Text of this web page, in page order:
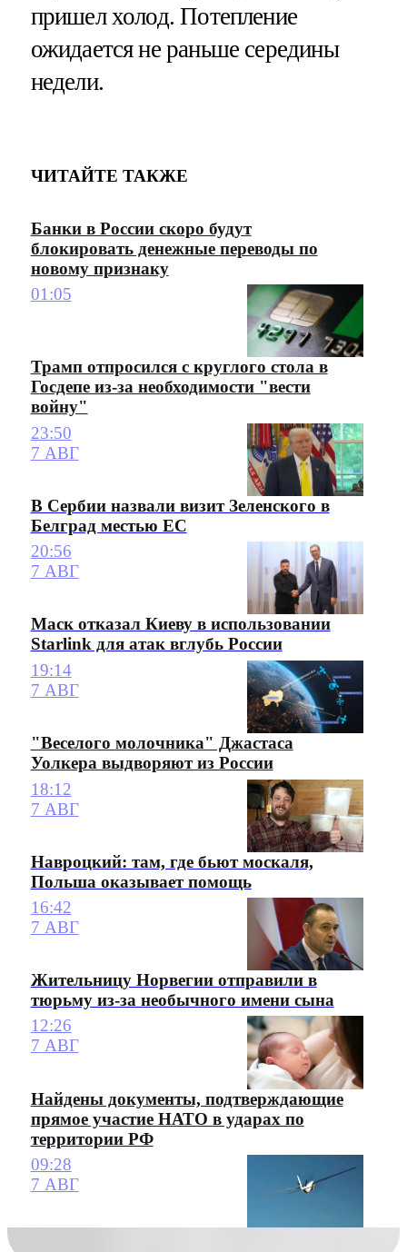
пришел холод. Потепление
ожидается не раньше середины
недели.
ЧИТАЙТЕ ТАКЖЕ
Банки в России скоро будут
блокировать денежные переводы по
новому признаку
01:05
Трамп отпросился с круглого стола в
Госдепе из-за необходимости "вести
войну"
23:50
7 АВГ
В Сербии назвали визит Зеленского в
Белград местью ЕС
20:56
7 АВГ
Маск отказал Киеву в использовании
Starlink для атак вглубь России
19:14
7 АВГ
"Веселого молочника" Джастаса
Уолкера выдворяют из России
18:12
7 АВГ
Навроцкий: там, где бьют москаля,
Польша оказывает помощь
16:42
7 АВГ
Жительницу Норвегии отправили в
тюрьму из-за необычного имени сына
12:26
7 АВГ
Найдены документы, подтверждающие
прямое участие НАТО в ударах по
территории РФ
09:28
7 АВГ